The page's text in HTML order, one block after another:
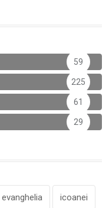
59
225
61
29
evanghelia icoanei